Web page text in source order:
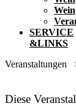
SERVICE
&LINKS
Veranstaltungen
Diese